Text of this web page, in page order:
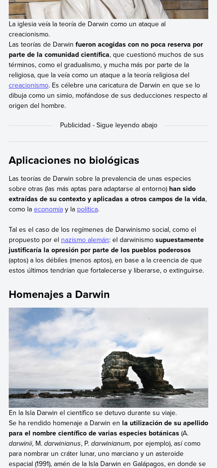
La iglesia veía la teoría de Darwin como un ataque al
creacionismo.
Las teorías de Darwin fueron acogidas con no poca reserva por
parte de la comunidad científica, que cuestionó muchos de sus
términos, como el gradualismo, y mucha más por parte de la
religiosa, que la veía como un ataque a la teoría religiosa del
creacionismo. Es célebre una caricatura de Darwin en que se lo
dibuja como un simio, mofándose de sus deducciones respecto al
origen del hombre.
Aplicaciones no biológicas
Las teorías de Darwin sobre la prevalencia de unas especies
sobre otras (las más aptas para adaptarse al entorno) han sido
extraídas de su contexto y aplicadas a otros campos de la vida,
como la economíay la política.
Tal es el caso de los regímenes de Darwinismo social, como el
propuesto por el nazismo alemán: el darwinismosupuestamente
justificaría la opresión por parte de los pueblos poderosos
(aptos) a los débiles (menos aptos), en base a la creencia de que
estos últimos tendrían que fortalecerse y liberarse, o extinguirse.
Homenajes a Darwin
En la Isla Darwin el científico se detuvo durante su viaje.
Se ha rendido homenaje a Darwin en la utilización de su apellido
para el nombre científico de varias especies botánicas(A.
darwinii, M. darwinianus, P. darwinianum, por ejemplo), así como
para nombrar un cráter lunar, uno marciano y un asteroide
espacial (1991), amén de la Isla Darwin en Galápagos, en donde se